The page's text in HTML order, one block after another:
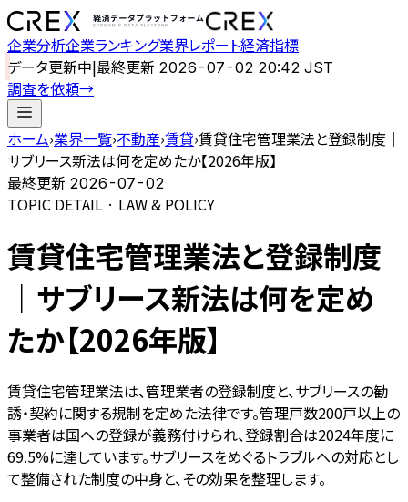
企業分析企業ランキング業界レポート経済指標
データ更新中|最終更新 2026-07-02 20:42 JST
調査を依頼→
ホーム›業界一覧›不動産›賃貸›賃貸住宅管理業法と登録制度｜
サブリース新法は何を定めたか【2026年版】
最終更新 2026-07-02
TOPIC DETAIL · LAW & POLICY
賃貸住宅管理業法と登録制度
｜サブリース新法は何を定め
たか【2026年版】
賃貸住宅管理業法は、管理業者の登録制度と、サブリースの勧
誘・契約に関する規制を定めた法律です。管理戸数200戸以上の
事業者は国への登録が義務付けられ、登録割合は2024年度に
69.5%に達しています。サブリースをめぐるトラブルへの対応とし
て整備された制度の中身と、その効果を整理します。